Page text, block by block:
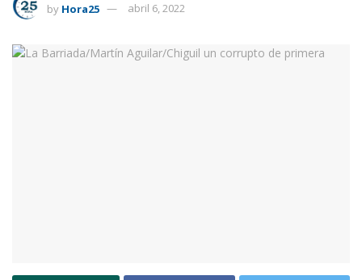
by Hora25 abril 6, 2022